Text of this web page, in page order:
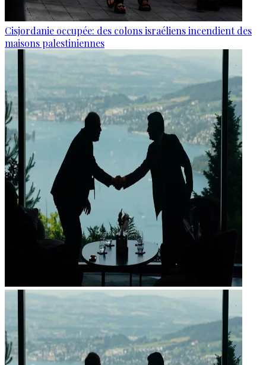
Cisjordanie occupée: des colons israéliens incendient des
maisons palestiniennes